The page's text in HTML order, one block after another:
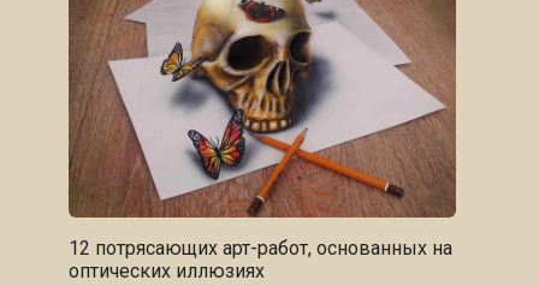
12 потрясающих арт-работ, основанных на
оптических иллюзиях